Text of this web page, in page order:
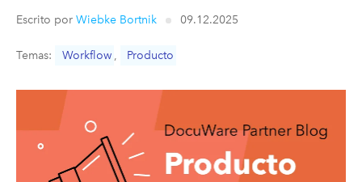
Escrito por Wiebke Bortnik 09.12.2025
Temas: Workflow , Producto